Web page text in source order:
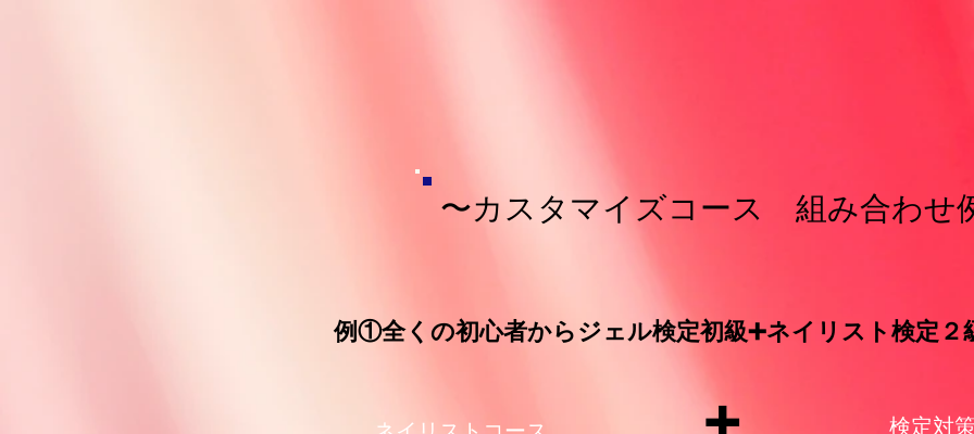
〜​カスタマイズコース 組み合わせ
例①全くの初心者からジェル検定初級➕ネイリスト検定２
➕ 検定対